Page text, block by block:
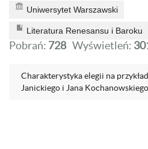
Uniwersytet Warszawski
Literatura Renesansu i Baroku
Pobrań: 728 Wyświetleń:
Charakterystyka elegii na
Janickiego i Jana